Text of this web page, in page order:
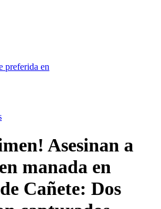
preferida en
Asesinan a
manada en
Cañete: Dos